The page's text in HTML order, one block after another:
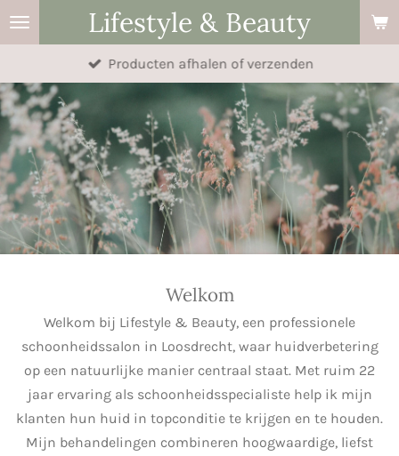
Ga
direct
de
hoofdinhoud
Lifestyle & Beauty
Producten afhalen of verzenden
Welkom
Welkom bij Lifestyle & Beauty, een professionele
schoonheidssalon in Loosdrecht, waar huidverbetering
op een natuurlijke manier centraal staat. Met ruim 22
jaar ervaring als schoonheidsspecialiste help ik mijn
klanten hun huid in topconditie te krijgen en te houden.
Mijn behandelingen combineren hoogwaardige, liefst